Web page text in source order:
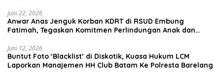
Juni 22, 2026
Anwar Anas Jenguk Korban KDRT di RSUD Embung
Fatimah, Tegaskan Komitmen Perlindungan Anak dan
Juni 12, 2026
Buntut Foto ‘Blacklist’ di Diskotik, Kuasa Hukum LCM
Laporkan Manajemen HH Club Batam Ke Polresta Barelang